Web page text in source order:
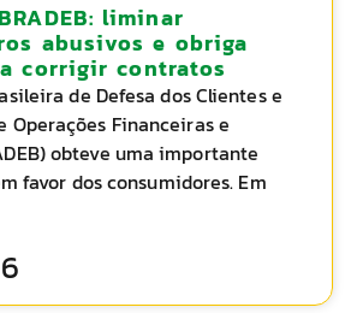
liminar
abusivos e obriga
corrigir contratos
de Defesa dos Clientes e
Operações Financeiras e
obteve uma importante
favor dos consumidores. Em